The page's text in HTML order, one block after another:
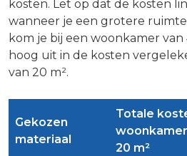
kosten. Let op dat de kosten
wanneer je een grotere
kom je bij een woonkamer
hoog uit in de kosten
van 20 m².
Gekozen
materiaal
Totale
woonkamer
20 m²